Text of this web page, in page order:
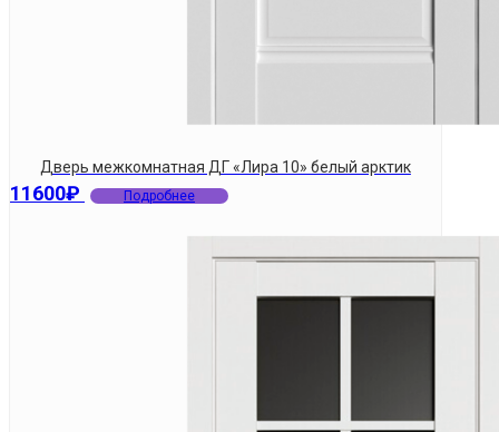
Дверь межкомнатная ДГ «Лира 10» белый арктик
11600₽ Подробнее